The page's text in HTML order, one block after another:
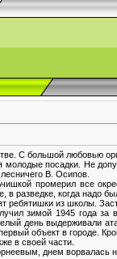
С большой любовью
посадки. Не
В. Осипов.
промерил все
разведке, когда надо
ребятишки из школы.
зимой 1945 года за
день выдерживали
объект в городе.
в своей части.
днем ворвалась